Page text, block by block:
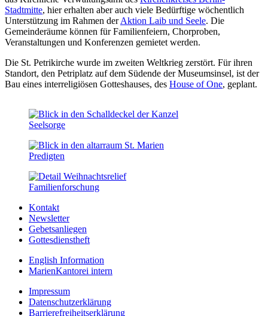
Stadtmitte, hier erhalten aber auch viele Bedürftige wöchentlich
Unterstützung im Rahmen derAktion Laib und Seele. Die
Gemeinderäume können für Familienfeiern, Chorproben,
Veranstaltungen und Konferenzen gemietet werden.
Die St. Petrikirche wurde im zweiten Weltkrieg zerstört. Für ihren
Standort, den Petriplatz auf dem Südende der Museumsinsel, ist der
Bau eines interreligiösen Gotteshauses, des House of One, geplant.
Seelsorge
Predigten
Familien­forschung
Kontakt
Newsletter
Gebetsanliegen
Gottesdienstheft
English Information
MarienKantorei intern
Impressum
Datenschutzerklärung
Barrierefreiheitserklärung